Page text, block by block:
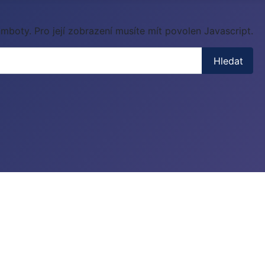
Pro její zobrazení musíte mít povolen Javascript.
Hledat